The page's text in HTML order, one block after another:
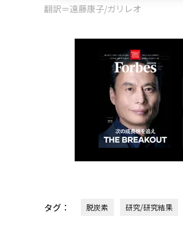
翻訳＝遠藤康子/ガリレオ
タグ： 脱炭素 研究/研究結果